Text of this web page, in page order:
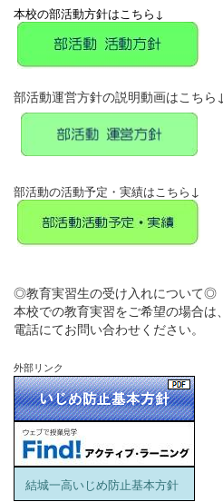
本校の部活動方針はこちら↓
部活動運営方針の説明動画はこちら↓
部活動の活動予定・実績はこちら ↓
◎教育実習生の受け入れについて◎
本校での教育実習をご希望の場合は、
電話にてお問い合わせください。
外部リンク
結城一高いじめ防止基本方針